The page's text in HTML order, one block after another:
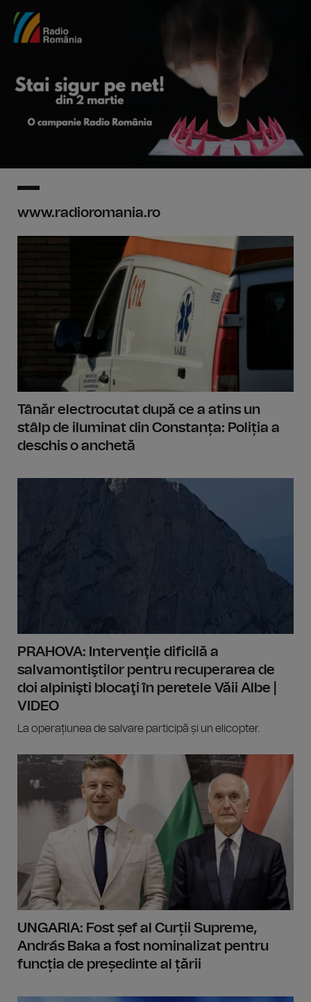
www.radioromania.ro
Tânăr electrocutat după ce a atins un
stâlp de iluminat din Constanța: Poliția a
deschis o anchetă
PRAHOVA: Intervenţie dificilă a
salvamontiştilor pentru recuperarea de
doi alpinişti blocaţi în peretele Văii Albe |
VIDEO
La operațiunea de salvare participă și un elicopter.
UNGARIA: Fost șef al Curții Supreme,
András Baka a fost nominalizat pentru
funcția de președinte al țării